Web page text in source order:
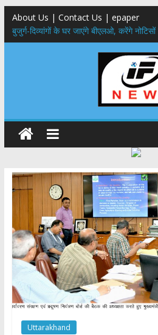
About Us | Contact Us | epaper
बुजुर्ग-दिव्यांगों के घर जाएंगे बीएलओ, करेंगे नोटिसों
24×7 अलर्ट मोड में रहें अधिकारी-मुख्य सचिव
की विस्तृत समीक्षा कहा-बंद सड़कों को शीघ्र
459 करोड़ से एचएनबी गढ़वाल विश्वविद्यालय में
शिक्षा मंत्री धन सिंह रावत ने नवनियुक्त केन्द्रीय
मुख्यमंत्री से महानिदेशक एनसीसी ने की
विस्तार एवं आधुनिक आधारभूत संरचना के विकास
एमडीडीए बोर्ड बैठक, देहरादून और मसूरी के
हरी झंडी
Uttarakhand